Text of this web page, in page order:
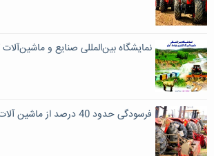
نمایشگاه بین‌المللی صنایع و
فرسودگی حدود 40 درصد از ماشین آلات کشاورزی شیروان